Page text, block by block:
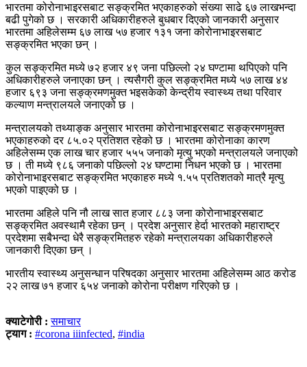
भारतमा कोरोनाभाइरसबाट सङ्क्रमित भएकाहरुको संख्या साढे ६७ लाखभन्दा
बढी पुगेको छ । सरकारी अधिकारीहरुले बुधबार दिएको जानकारी अनुसार
भारतमा अहिलेसम्म ६७ लाख ५७ हजार १३१ जना कोरोनाभाइरसबाट
सङ्क्रमित भएका छन् ।
कुल सङ्क्रमित मध्ये ७२ हजार ४९ जना पछिल्लो २४ घण्टामा थपिएको पनि
अधिकारीहरुले जनाएका छन् । त्यसैगरी कुल सङ्क्रमित मध्ये ५७ लाख ४४
हजार ६९३ जना सङ्क्रमणमुक्त भइसकेको केन्द्रीय स्वास्थ्य तथा परिवार
कल्याण मन्त्रालयले जनाएको छ ।
मन्त्रालयको तथ्याङ्क अनुसार भारतमा कोरोनाभाइरसबाट सङ्क्रमणमुक्त
भएकाहरुको दर ८५.०२ प्रतिशत रहेको छ । भारतमा कोरोनाका कारण
अहिलेसम्म एक लाख चार हजार ५५५ जनाको मृत्यु भएको मन्त्रालयले जनाएको
छ । ती मध्ये ९८६ जनाको पछिल्लो २४ घण्टामा निधन भएको छ । भारतमा
कोरोनाभाइरसबाट सङ्क्रमित भएकाहरु मध्ये १.५५ प्रतिशतको मात्रै मृत्यु
भएको पाइएको छ ।
भारतमा अहिले पनि नौ लाख सात हजार ८८३ जना कोरोनाभाइरसबाट
सङ्क्रमित अवस्थामै रहेका छन् । प्रदेश अनुसार हेर्दा भारतको महाराष्ट्र
प्रदेशमा सबैभन्दा धेरै सङ्क्रमितहरु रहेको मन्त्रालयका अधिकारीहरुले
जानकारी दिएका छन् ।
भारतीय स्वास्थ्य अनुसन्धान परिषदका अनुसार भारतमा अहिलेसम्म आठ करोड
२२ लाख ७१ हजार ६५४ जनाको कोरोना परीक्षण गरिएको छ ।
क्याटेगोरी :समाचार
ट्याग : #corona iiinfected, #india